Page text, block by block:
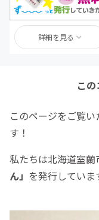
詳細を見る
こ
このページをご覧
す！
私たちは北海道室
ん」 を発行していま